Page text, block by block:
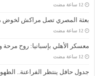
‏12 ساعة مضت
بعثة المصري تصل مراكش لخوض
‏12 ساعة مضت
معسكر الأهلي بإسبانيا: روح مرحة
‏12 ساعة مضت
جدول حافل ينتظر الفراعنة..